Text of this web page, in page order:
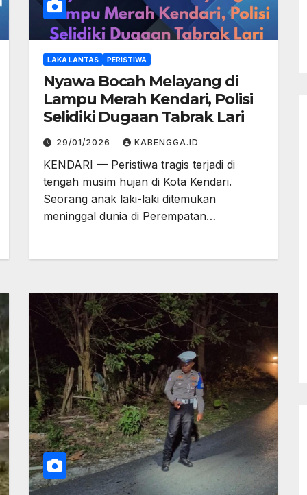
LAKA LANTAS PERISTIWA
Nyawa Bocah Melayang di
Lampu Merah Kendari, Polisi
Selidiki Dugaan Tabrak Lari
29/01/2026 KABENGGA.ID
KENDARI — Peristiwa tragis terjadi di
tengah musim hujan di Kota Kendari.
Seorang anak laki-laki ditemukan
meninggal dunia di Perempatan…